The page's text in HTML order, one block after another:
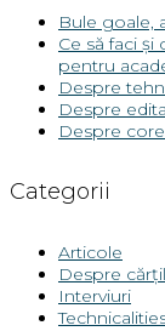
Bule goale,
Ce să faci și
pentru
Despre
Despre
Despre
Categorii
Articole
Despre
Interviuri